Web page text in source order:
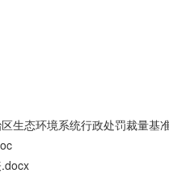
生态环境系统行政处罚裁量基